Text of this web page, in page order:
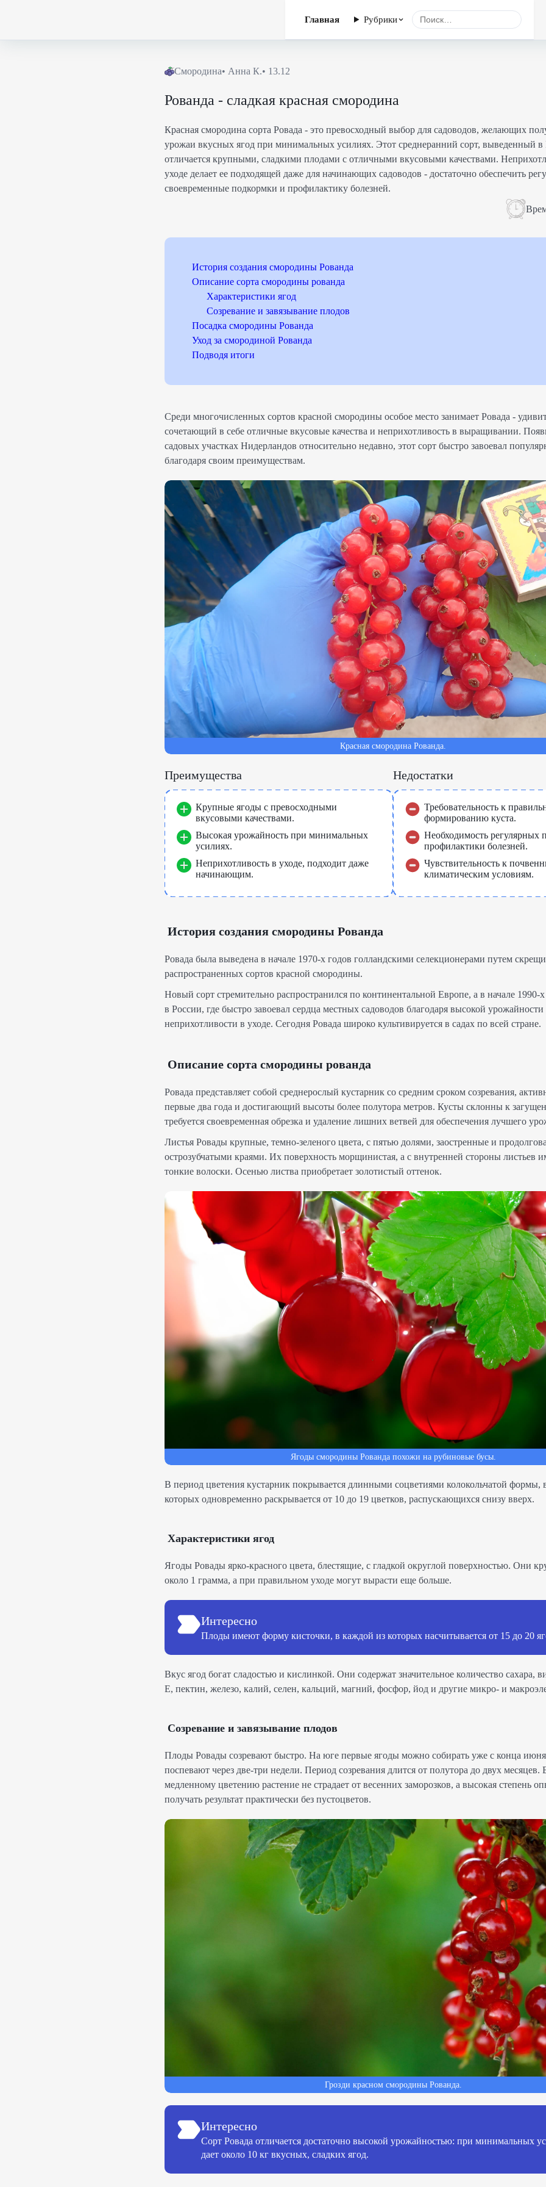
Главная Рубрики
Смородина• Анна К.• 13.12
Рованда - сладкая красная смородина
Красная смородина сорта Ровада - это превосходный выбор для садоводов, желающих
урожаи вкусных ягод при минимальных усилиях. Этот среднеранний сорт, выведенный в
отличается крупными, сладкими плодами с отличными вкусовыми качествами.
уходе делает ее подходящей даже для начинающих садоводов - достаточно обеспечить
своевременные подкормки и профилактику болезней.
История создания смородины Рованда
Описание сорта смородины рованда
Характеристики ягод
Созревание и завязывание плодов
Посадка смородины Рованда
Уход за смородиной Рованда
Подводя итоги
Среди многочисленных сортов красной смородины особое место занимает Ровада -
сочетающий в себе отличные вкусовые качества и неприхотливость в выращивании.
садовых участках Нидерландов относительно недавно, этот сорт быстро завоевал
благодаря своим преимуществам.
Красная смородина Рованда.
Преимущества
Крупные ягоды с превосходными
вкусовыми качествами.
Высокая урожайность при минимальных
усилиях.
Неприхотливость в уходе, подходит даже
начинающим.
Недостатки
Требовательность к
формированию куста.
Необходимость регулярных
профилактики болезней.
Чувствительность к
климатическим условиям.
История создания смородины Рованда
Ровада была выведена в начале 1970-х годов голландскими селекционерами путем
распространенных сортов красной смородины.
Новый сорт стремительно распространился по континентальной Европе, а в начале 1990-
в России, где быстро завоевал сердца местных садоводов благодаря высокой урожайности
неприхотливости в уходе. Сегодня Ровада широко культивируется в садах по всей стране.
Описание сорта смородины рованда
Ровада представляет собой среднерослый кустарник со средним сроком созревания,
первые два года и достигающий высоты более полутора метров. Кусты склонны к
требуется своевременная обрезка и удаление лишних ветвей для обеспечения лучшего
Листья Ровады крупные, темно-зеленого цвета, с пятью долями, заостренные и
острозубчатыми краями. Их поверхность морщинистая, а с внутренней стороны листьев
тонкие волоски. Осенью листва приобретает золотистый оттенок.
Ягоды смородины Рованда похожи на рубиновые бусы.
В период цветения кустарник покрывается длинными соцветиями колокольчатой формы,
которых одновременно раскрывается от 10 до 19 цветков, распускающихся снизу вверх.
Характеристики ягод
Ягоды Ровады ярко-красного цвета, блестящие, с гладкой округлой поверхностью. Они
около 1 грамма, а при правильном уходе могут вырасти еще больше.
Интересно
Плоды имеют форму кисточки, в каждой из которых насчитывается от 15 до 20
Вкус ягод богат сладостью и кислинкой. Они содержат значительное количество сахара,
E, пектин, железо, калий, селен, кальций, магний, фосфор, йод и другие микро- и
Созревание и завязывание плодов
Плоды Ровады созревают быстро. На юге первые ягоды можно собирать уже с конца
поспевают через две-три недели. Период созревания длится от полутора до двух месяцев.
медленному цветению растение не страдает от весенних заморозков, а высокая степень
получать результат практически без пустоцветов.
Грозди красном смородины Рованда.
Интересно
Сорт Ровада отличается достаточно высокой урожайностью: при минимальных
дает около 10 кг вкусных, сладких ягод.